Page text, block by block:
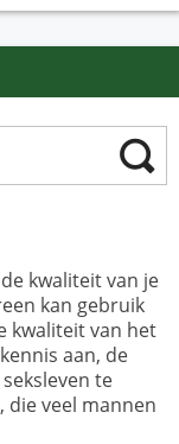
kwaliteit van je
kan gebruik
kwaliteit van het
aan, de
te
die veel mannen